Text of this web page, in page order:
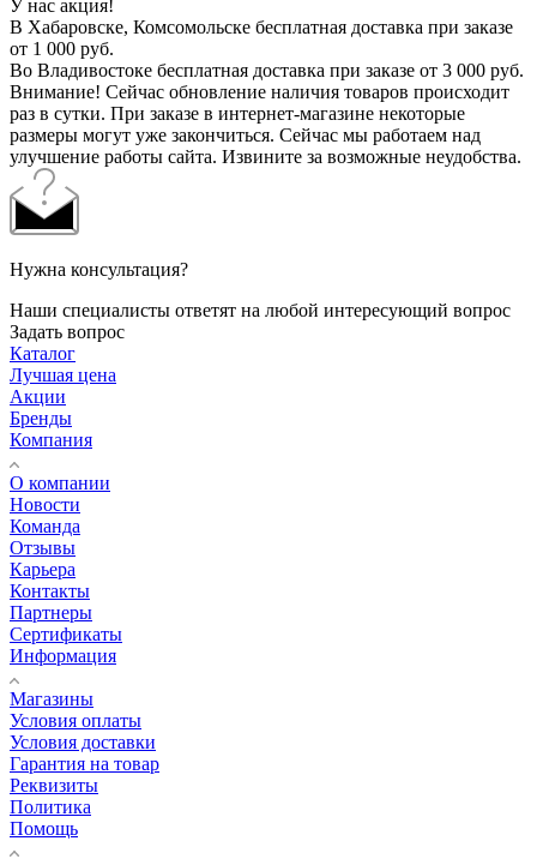
У нас акция!
В Хабаровске, Комсомольске бесплатная доставка при заказе
от 1 000 руб.
Во Владивостоке бесплатная доставка при заказе от 3 000 руб.
Внимание! Сейчас обновление наличия товаров происходит
раз в сутки. При заказе в интернет-магазине некоторые
размеры могут уже закончиться. Сейчас мы работаем над
улучшение работы сайта. Извините за возможные неудобства.
Нужна консультация?
Наши специалисты ответят на любой интересующий вопрос
Задать вопрос
Каталог
Лучшая цена
Акции
Бренды
Компания
О компании
Новости
Команда
Отзывы
Карьера
Контакты
Партнеры
Сертификаты
Информация
Магазины
Условия оплаты
Условия доставки
Гарантия на товар
Реквизиты
Политика
Помощь